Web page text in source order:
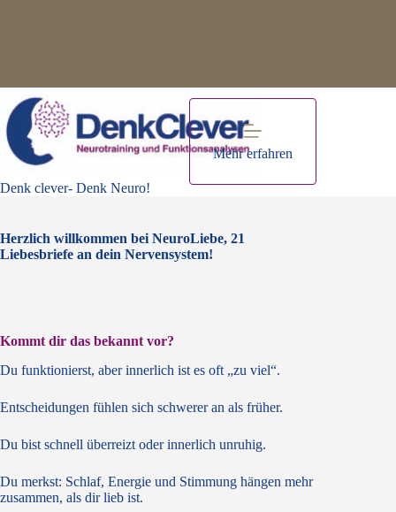
Denk clever- Denk Neuro!
Mehr erfahren
AnmeldungNeuroLiebe
Herzlich willkommen bei NeuroLiebe, 21
Liebesbriefe an dein Nervensystem!
Kommt dir das bekannt vor?
Du funktionierst, aber innerlich ist es oft „zu viel“.
Entscheidungen fühlen sich schwerer an als früher.
Du bist schnell überreizt oder innerlich unruhig.
Du merkst: Schlaf, Energie und Stimmung hängen mehr
zusammen, als dir lieb ist.